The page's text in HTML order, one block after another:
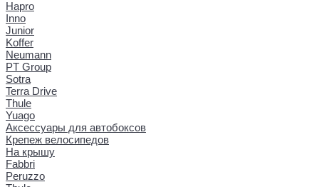
Hapro
Inno
Junior
Koffer
Neumann
PT Group
Sotra
Terra Drive
Thule
Yuago
Аксессуары для автобоксов
Крепеж велосипедов
На крышу
Fabbri
Peruzzo